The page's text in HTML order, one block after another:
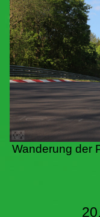
Wanderung der